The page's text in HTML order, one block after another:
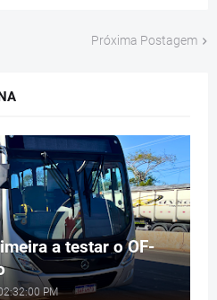
Próxima Postagem
a testar o OF-
PM